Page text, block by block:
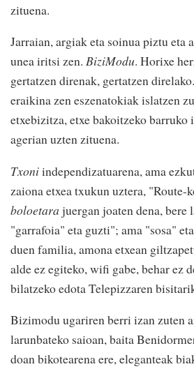
zituena.
Jarraian, argiak eta soinua piztu eta
unea iritsi zen. BiziModu. Horixe
gertatzen direnak, gertatzen
eraikina zen eszenatokiak islatzen
etxebizitza, etxe bakoitzeko
agerian uzten zituena.
Txoniindependizatuarena, ama
zaiona etxea txukun uztera, "Route-
boloetara juergan joaten dena, bere
"garrafoia" eta guzti"; ama "sosa"
duen familia, amona etxean
alde ez egiteko, wifi gabe, behar ez
bilatzeko edota Telepizzaren
Bizimodu ugariren berri izan zuten
larunbateko saioan, baita
doan bikotearena ere, eleganteak